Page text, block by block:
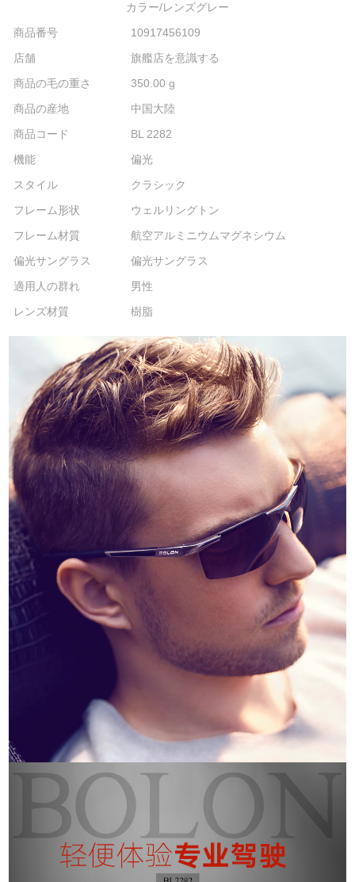
カラー/レンズグレー
商品番号
10917456109
店舗
旗艦店を意識する
商品の毛の重さ
350.00 g
商品の産地
中国大陸
商品コード
BL 2282
機能
偏光
スタイル
クラシック
フレーム形状
ウェルリングトン
フレーム材質
航空アルミニウムマグネシウム
偏光サングラス
偏光サングラス
適用人の群れ
男性
レンズ材質
樹脂